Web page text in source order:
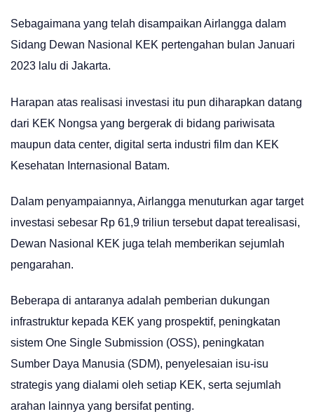
Sebagaimana yang telah disampaikan Airlangga dalam
Sidang Dewan Nasional KEK pertengahan bulan Januari
2023 lalu di Jakarta.
Harapan atas realisasi investasi itu pun diharapkan datang
dari KEK Nongsa yang bergerak di bidang pariwisata
maupun data center, digital serta industri film dan KEK
Kesehatan Internasional Batam.
Dalam penyampaiannya, Airlangga menuturkan agar target
investasi sebesar Rp 61,9 triliun tersebut dapat terealisasi,
Dewan Nasional KEK juga telah memberikan sejumlah
pengarahan.
Beberapa di antaranya adalah pemberian dukungan
infrastruktur kepada KEK yang prospektif, peningkatan
sistem One Single Submission (OSS), peningkatan
Sumber Daya Manusia (SDM), penyelesaian isu-isu
strategis yang dialami oleh setiap KEK, serta sejumlah
arahan lainnya yang bersifat penting.